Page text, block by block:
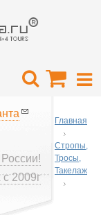
2009г
Главная
Стропы,
Тросы,
Такелаж